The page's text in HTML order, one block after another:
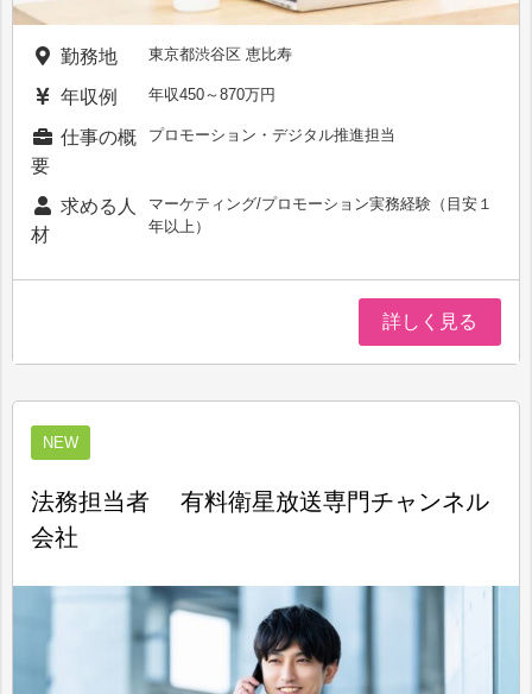
勤務地 東京都渋谷区 恵比寿
年収例 年収450～870万円
仕事の概
要
プロモーション・デジタル推進担当
求める人
材
マーケティング/プロモーション実務経験（目安１
年以上）
詳しく見る
NEW
法務担当者 有料衛星放送専門チャンネル
会社